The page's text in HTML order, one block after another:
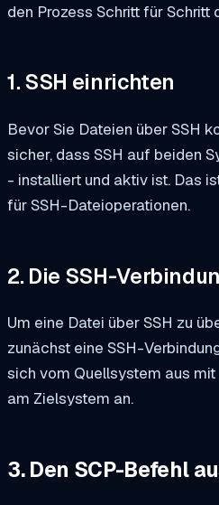
den Prozess Schritt für Schritt
1. SSH einrichten
Bevor Sie Dateien über SSH
sicher, dass SSH auf beiden
- installiert und aktiv ist. Das
für SSH-Dateioperationen.
2. Die SSH-
Um eine Datei über SSH zu
zunächst eine SSH-
sich vom Quellsystem aus
am Zielsystem an.
3. Den SCP-Befehl